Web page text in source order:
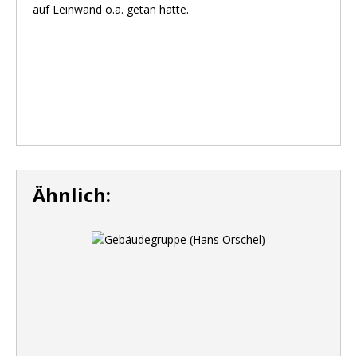
auf Leinwand o.ä. getan hätte.
Ähnlich: